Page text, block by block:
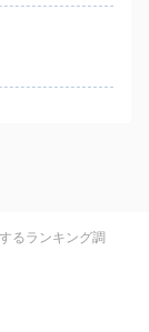
るランキング調